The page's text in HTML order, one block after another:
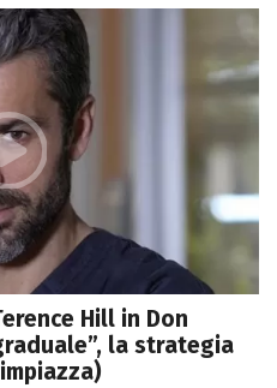
Hill in Don
la strategia